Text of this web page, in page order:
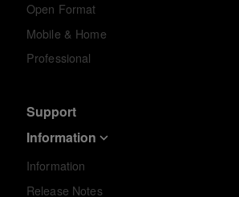
Open Format
Mobile & Home
Professional
Support
Information
Information
Release Notes